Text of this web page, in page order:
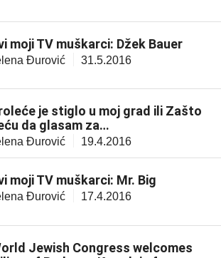
moji TV muškarci: Džek Bauer
Đurović 31.5.2016
je stiglo u moj grad ili Zašto
da glasam za…
Đurović 19.4.2016
moji TV muškarci: Mr. Big
Đurović 17.4.2016
Jewish Congress welcomes